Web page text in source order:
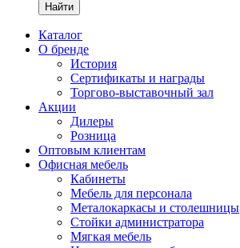
Найти
Каталог
О бренде
История
Сертификаты и награды
Торгово-выставочный зал
Акции
Дилеры
Розница
Оптовым клиентам
Офисная мебель
Кабинеты
Мебель для персонала
Металокаркасы и столешницы
Стойки администратора
Мягкая мебель